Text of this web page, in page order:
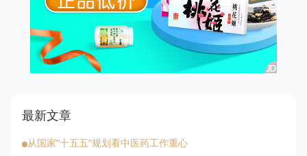
最新文章
从国家“十五五”规划看中医药工作重心